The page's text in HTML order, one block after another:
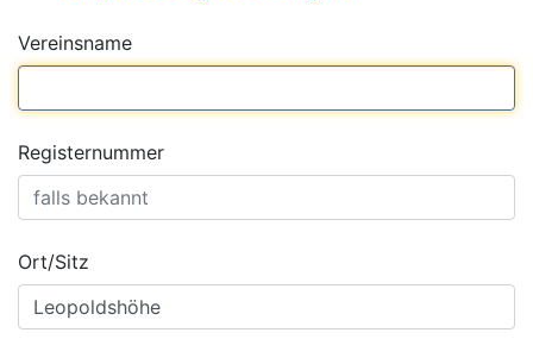
Vereinsname
Registernummer
Ort/Sitz